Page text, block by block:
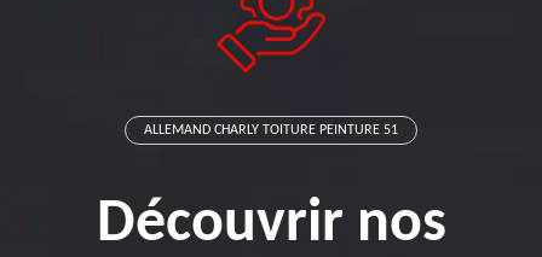
ALLEMAND CHARLY TOITURE PEINTURE 51
Découvrir nos